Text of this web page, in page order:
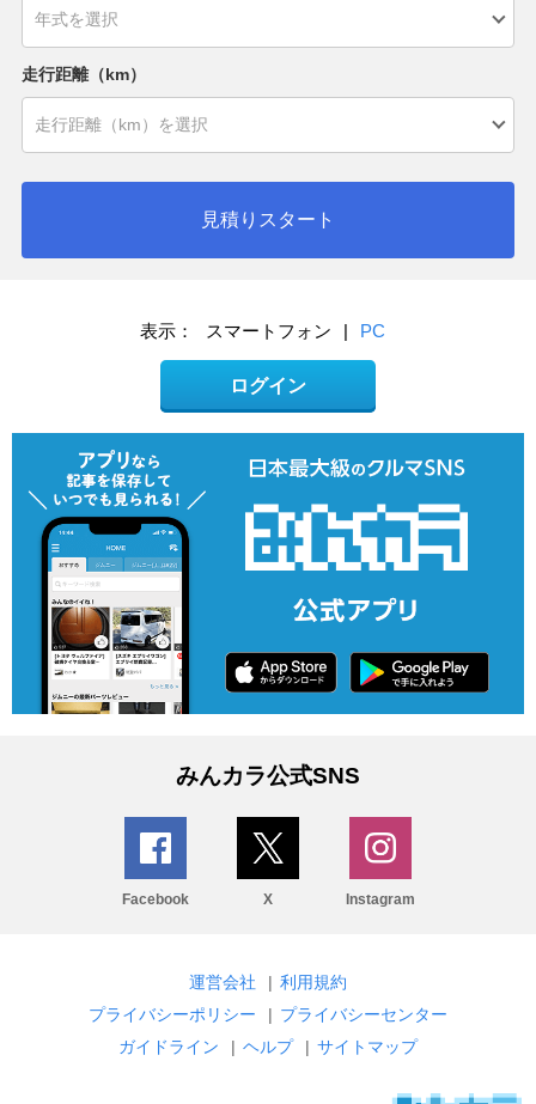
走行距離（km）
見積りスタート
表示： スマートフォン | PC
ログイン
みんカラ公式SNS
Facebook X Instagram
運営会社 | 利用規約
プライバシーポリシー
| プライバシーセンター
ガイドライン
| ヘルプ | サイトマップ